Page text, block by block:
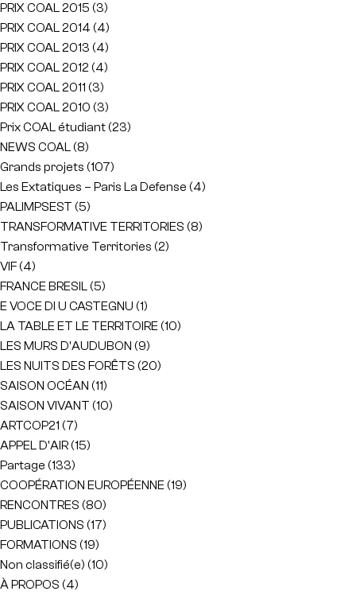
PRIX COAL 2015 (3)
PRIX COAL 2014 (4)
PRIX COAL 2013 (4)
PRIX COAL 2012 (4)
PRIX COAL 2011 (3)
PRIX COAL 2010 (3)
Prix COAL étudiant(23)
NEWS COAL(8)
Grands projets (107)
Les Extatiques – Paris La Defense (4)
PALIMPSEST (5)
TRANSFORMATIVE TERRITORIES (8)
Transformative Territories (2)
VIF(4)
FRANCE BRESIL(5)
E VOCE DI U CASTEGNU (1)
LA TABLE ET LE TERRITOIRE (10)
LES MURS D'AUDUBON (9)
LES NUITS DES FORÊTS (20)
SAISON OCÉAN (11)
SAISON VIVANT (10)
ARTCOP21 (7)
APPEL D'AIR(15)
Partage (133)
COOPÉRATION EUROPÉENNE (19)
RENCONTRES (80)
PUBLICATIONS (17)
FORMATIONS (19)
Non classifié(e) (10)
À PROPOS (4)